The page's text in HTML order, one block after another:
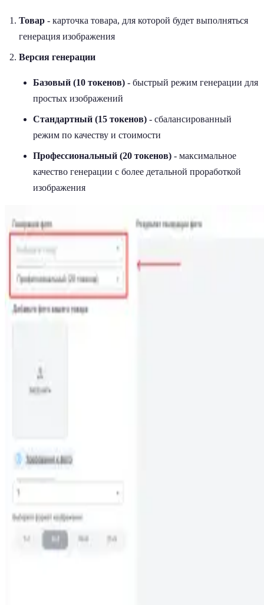
Товар - карточка товара, для которой будет выполняться
генерация изображения
Версия генерации
Базовый (10 токенов) - быстрый режим генерации для
простых изображений
Стандартный (15 токенов) - сбалансированный
режим по качеству и стоимости
Профессиональный (20 токенов) - максимальное
качество генерации с более детальной проработкой
изображения